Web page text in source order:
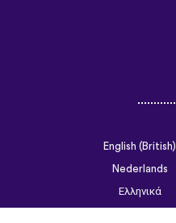
English (British)
Nederlands
Ελληνικά